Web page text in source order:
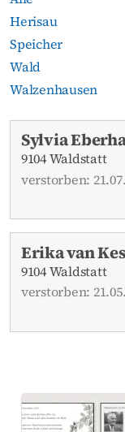
Herisau
Speicher
Wald
Walzenhausen
Aktuelle
Sylvia
9104 Waldstatt
verstorben:
Erika van
9104 Waldstatt
verstorben: